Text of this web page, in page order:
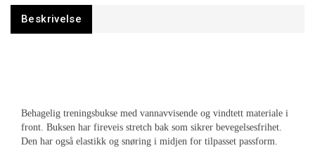
Beskrivelse
Behagelig treningsbukse med vannavvisende og vindtett materiale i
front. Buksen har fireveis stretch bak som sikrer bevegelsesfrihet.
Den har også elastikk og snøring i midjen for tilpasset passform.